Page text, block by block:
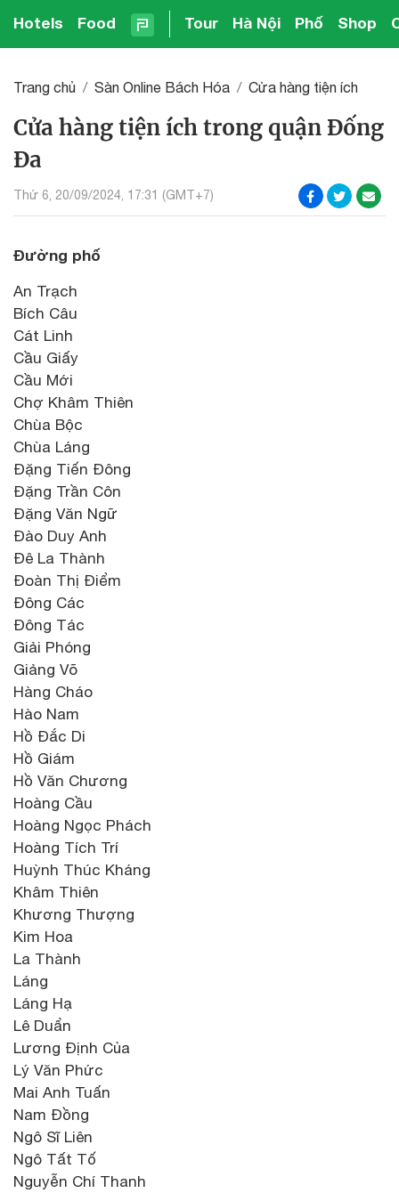
Hotels Food Tour Hà Nội Phố Shop
Trang chủ Sàn Online Bách Hóa Cửa hàng tiện ích
Cửa hàng tiện ích trong quận Đống
Đa
Thứ 6, 20/09/2024, 17:31 (GMT+7)
Đường phố
An Trạch
Bích Câu
Cát Linh
Cầu Giấy
Cầu Mới
Chợ Khâm Thiên
Chùa Bộc
Chùa Láng
Đặng Tiến Đông
Đặng Trần Côn
Đặng Văn Ngữ
Đào Duy Anh
Đê La Thành
Đoàn Thị Điểm
Đông Các
Đông Tác
Giải Phóng
Giảng Võ
Hàng Cháo
Hào Nam
Hồ Đắc Di
Hồ Giám
Hồ Văn Chương
Hoàng Cầu
Hoàng Ngọc Phách
Hoàng Tích Trí
Huỳnh Thúc Kháng
Khâm Thiên
Khương Thượng
Kim Hoa
La Thành
Láng
Láng Hạ
Lê Duẩn
Lương Định Của
Lý Văn Phức
Mai Anh Tuấn
Nam Đồng
Ngô Sĩ Liên
Ngô Tất Tố
Nguyễn Chí Thanh